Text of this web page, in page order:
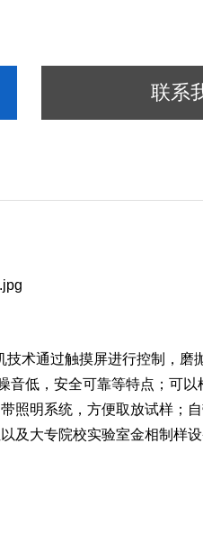
联系
术通过触摸屏进行控制，磨
低，安全可靠等特点；可以
照明系统，方便取放试样；
及大专院校实验室金相制样设